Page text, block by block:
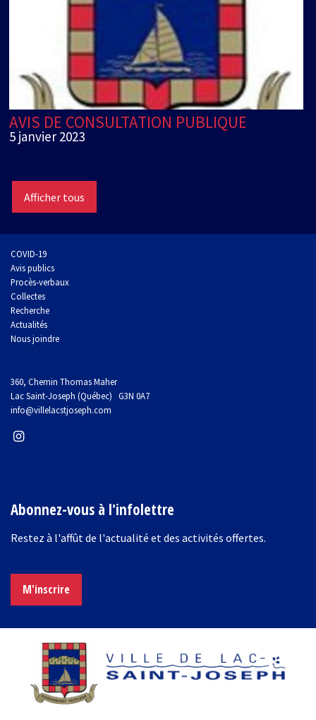
AVIS DE CONSULTATION PUBLIQUE
5 janvier 2023
Afficher tous
COVID-19
Avis publics
Procès-verbaux
Collectes
Recherche
Actualités
Nous joindre
360, Chemin Thomas Maher
Lac Saint-Joseph (Québec) G3N 0A7
info@villelacstjoseph.com
Abonnez-vous à l'infolettre
Restez à l'affût de l'actualité et des activités offertes.
M'inscrire